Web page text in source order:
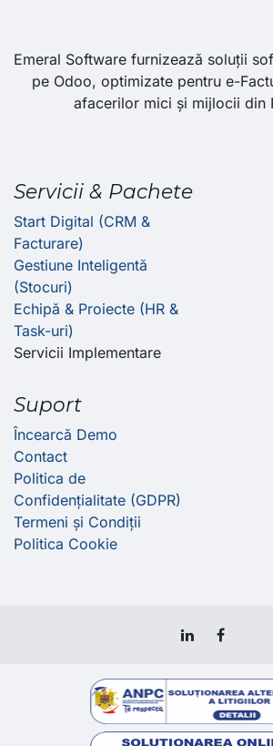
Emeral Software furnizează soluții
pe Odoo, optimizate pentru e-
afacerilor mici și mijlocii din
Servicii & Pachete
Start Digital (CRM &
Facturare)
Gestiune Inteligentă
(Stocuri)
Echipă & Proiecte (HR &
Task-uri)
Servicii Implementare
Suport
Încearcă Demo
Contact
Politica de
Confidențialitate (GDPR)
Termeni și Condiții
Politica Cookie